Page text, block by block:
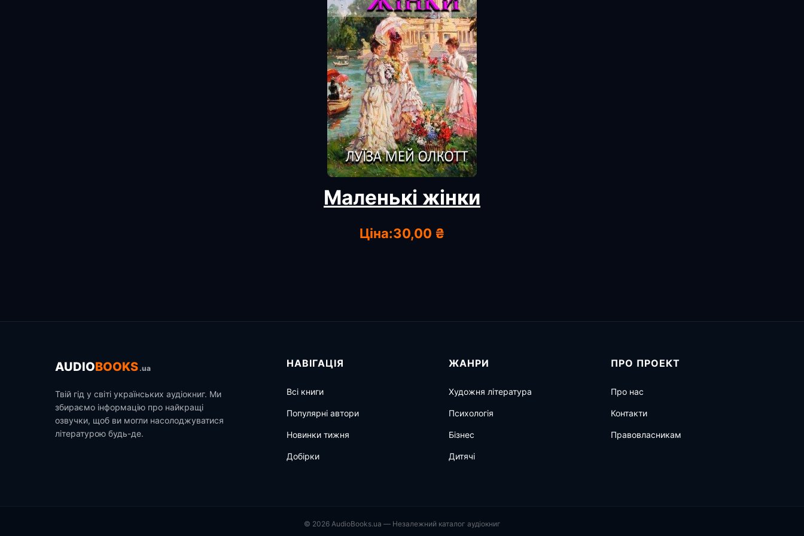
Маленькі жінки
Ціна:30,00 ₴
AUDIOBOOKS .ua
Твій гід у світі українських аудіокниг. Ми
збираємо інформацію про найкращі
озвучки, щоб ви могли насолоджуватися
літературою будь-де.
НАВІГАЦІЯ
Всі книги
Популярні автори
Новинки тижня
Добірки
ЖАНРИ
Художня література
Психологія
Бізнес
Дитячі
ПРО ПРОЕКТ
Про нас
Контакти
Правовласникам
© 2026 AudioBooks.ua — Незалежний каталог аудіокниг